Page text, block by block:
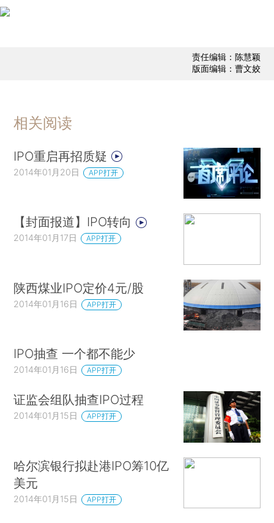
责任编辑：陈慧颖
版面编辑：曹文姣
相关阅读
IPO重启再招质疑
2014年01月20日 APP打开
【封面报道】IPO转向
2014年01月17日 APP打开
陕西煤业IPO定价4元/股
2014年01月16日 APP打开
IPO抽查 一个都不能少
2014年01月16日 APP打开
证监会组队抽查IPO过程
2014年01月15日 APP打开
哈尔滨银行拟赴港IPO筹10亿
美元
2014年01月15日 APP打开